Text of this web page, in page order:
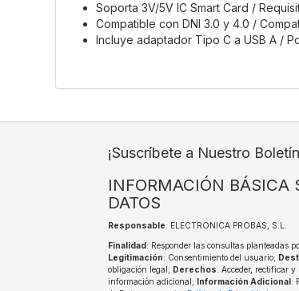
Soporta 3V/5V IC Smart Card /
Compatible con DNI 3.0 y 4.0 /
Incluye adaptador Tipo C a USB A /
¡Suscríbete a Nuestro
INFORMACIÓN BÁSICA
DATOS
Responsable: ELECTRONICA PROBAS, S.L.
Finalidad : Responder las consultas planteadas
Legitimación: Consentimiento del usuario;
obligación legal; Derechos: Acceder, rectificar y
información adicional;
Información Adicional :